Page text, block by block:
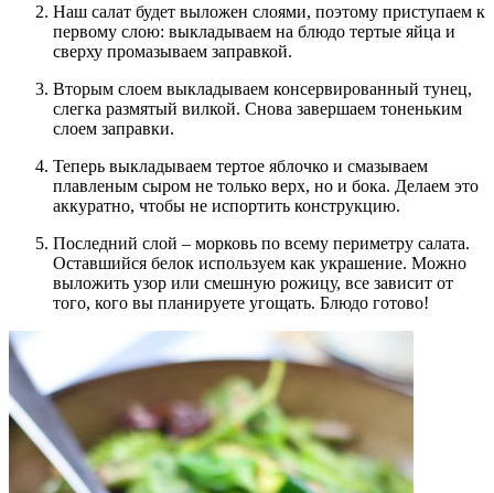
Наш салат будет выложен слоями, поэтому приступаем к
первому слою: выкладываем на блюдо тертые яйца и
сверху промазываем заправкой.
Вторым слоем выкладываем консервированный тунец,
слегка размятый вилкой. Снова завершаем тоненьким
слоем заправки.
Теперь выкладываем тертое яблочко и смазываем
плавленым сыром не только верх, но и бока. Делаем это
аккуратно, чтобы не испортить конструкцию.
Последний слой – морковь по всему периметру салата.
Оставшийся белок используем как украшение. Можно
выложить узор или смешную рожицу, все зависит от
того, кого вы планируете угощать. Блюдо готово!